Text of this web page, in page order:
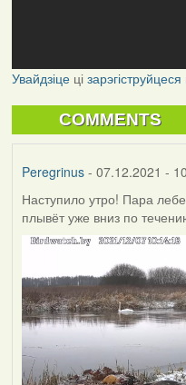
Увайдзіцеці зарэгіструйцеся
COMMENTS
Peregrinus- 07.12.2021 -
Наступило утро! Пара
плывёт уже вниз по